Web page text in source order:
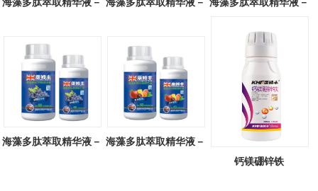
海藻多肽萃取精华液－ 海藻多肽萃取精华液－
钙镁硼锌铁